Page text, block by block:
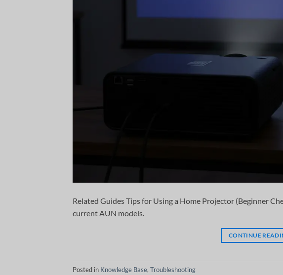
Related Guides Tips for Using a Home Projector (Beginner
current AUN models.
CONTINUE
Posted in Knowledge Base, Troubleshooting